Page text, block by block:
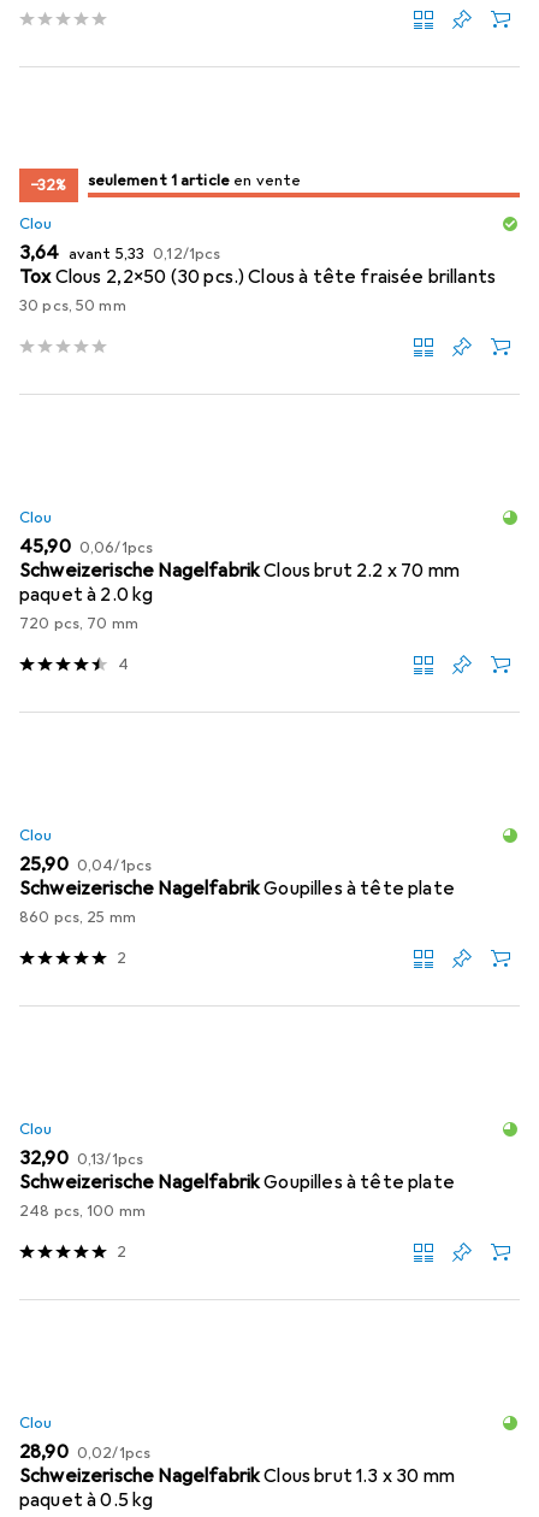
−32% juste 1 pièceen vente
seulement 1 article en vente
Clou
EUR
3,64 avant EUR
5,33 EUR
0,12/1pcs
ToxClous 2,2x50 (30 pcs.) Clous à tête fraisée brillants
30 pcs, 50 mm
Clou
EUR
45,90 EUR
0,06/1pcs
Schweizerische NagelfabrikClous brut 2.2 x 70 mm
paquet à 2.0 kg
720 pcs, 70 mm
4
Clou
EUR
25,90 EUR
0,04/1pcs
Schweizerische NagelfabrikGoupilles à tête plate
860 pcs, 25 mm
2
Clou
EUR
32,90 EUR
0,13/1pcs
Schweizerische NagelfabrikGoupilles à tête plate
248 pcs, 100 mm
2
Clou
EUR
28,90 EUR
0,02/1pcs
Schweizerische NagelfabrikClous brut 1.3 x 30 mm
paquet à 0.5 kg